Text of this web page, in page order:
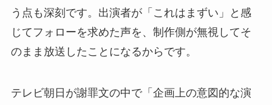
う点も深刻です。出演者が「これはまずい」と感
じてフォローを求めた声を、制作側が無視してそ
のまま放送したことになるからです。
テレビ朝日が謝罪文の中で「企画上の意図的な演